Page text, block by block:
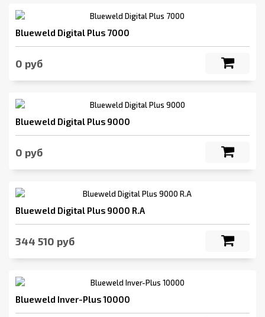
Blueweld Digital Plus 7000
0 руб
Blueweld Digital Plus 9000
0 руб
Blueweld Digital Plus 9000 R.A
344 510 руб
Blueweld Inver-Plus 10000